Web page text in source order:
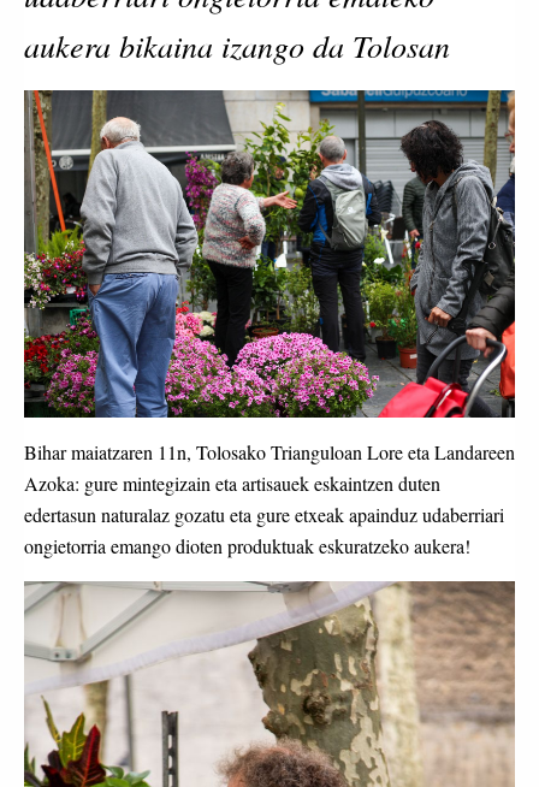
aukera bikaina izango da Tolosan
Bihar maiatzaren 11n, Tolosako Trianguloan Lore eta Landareen
Azoka: gure mintegizain eta artisauek eskaintzen duten
edertasun naturalaz gozatu eta gure etxeak apainduz udaberriari
ongietorria emango dioten produktuak eskuratzeko aukera!